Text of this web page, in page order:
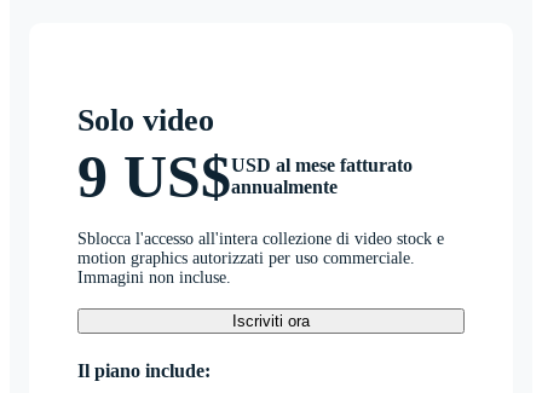
Solo video
9 US$USD al mese fatturato
annualmente
Sblocca l'accesso all'intera collezione di video stock e
motion graphics autorizzati per uso commerciale.
Immagini non incluse.
Iscriviti ora
Il piano include: